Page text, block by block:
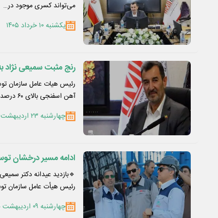
می‌تواند کسری موجود در…
یکشنبه ۱۰ خرداد ۱۴۰۵
رنج مثبت سمیعی
رئیس هیات عامل سازمان
آهن اسفنجی بالای ۶۰ درصد…
چهارشنبه ۲۳ اردیبهشت ۱۴۰۵
ادامه مسیر درخشان
رئیس هیأت عامل سازمان
چهارشنبه ۰۹ اردیبهشت ۱۴۰۵